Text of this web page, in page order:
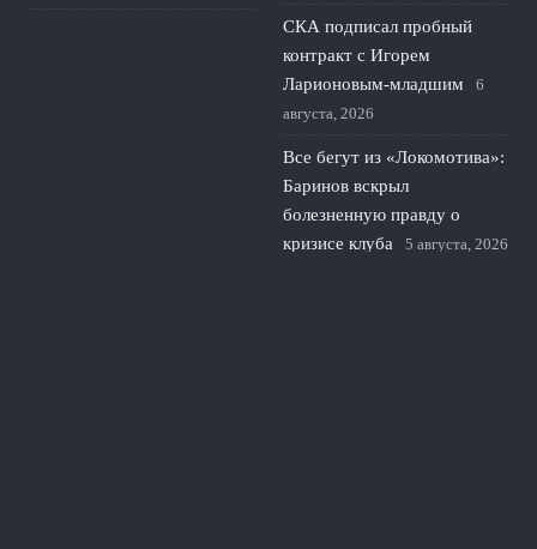
СКА подписал пробный
контракт с Игорем
Ларионовым‑младшим
6
августа, 2026
Все бегут из «Локомотива»:
Баринов вскрыл
болезненную правду о
кризисе клуба
5 августа, 2026